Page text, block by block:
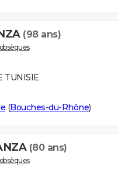
(98 ans)
TUNISIE
(Bouches-du-Rhône)
(80 ans)